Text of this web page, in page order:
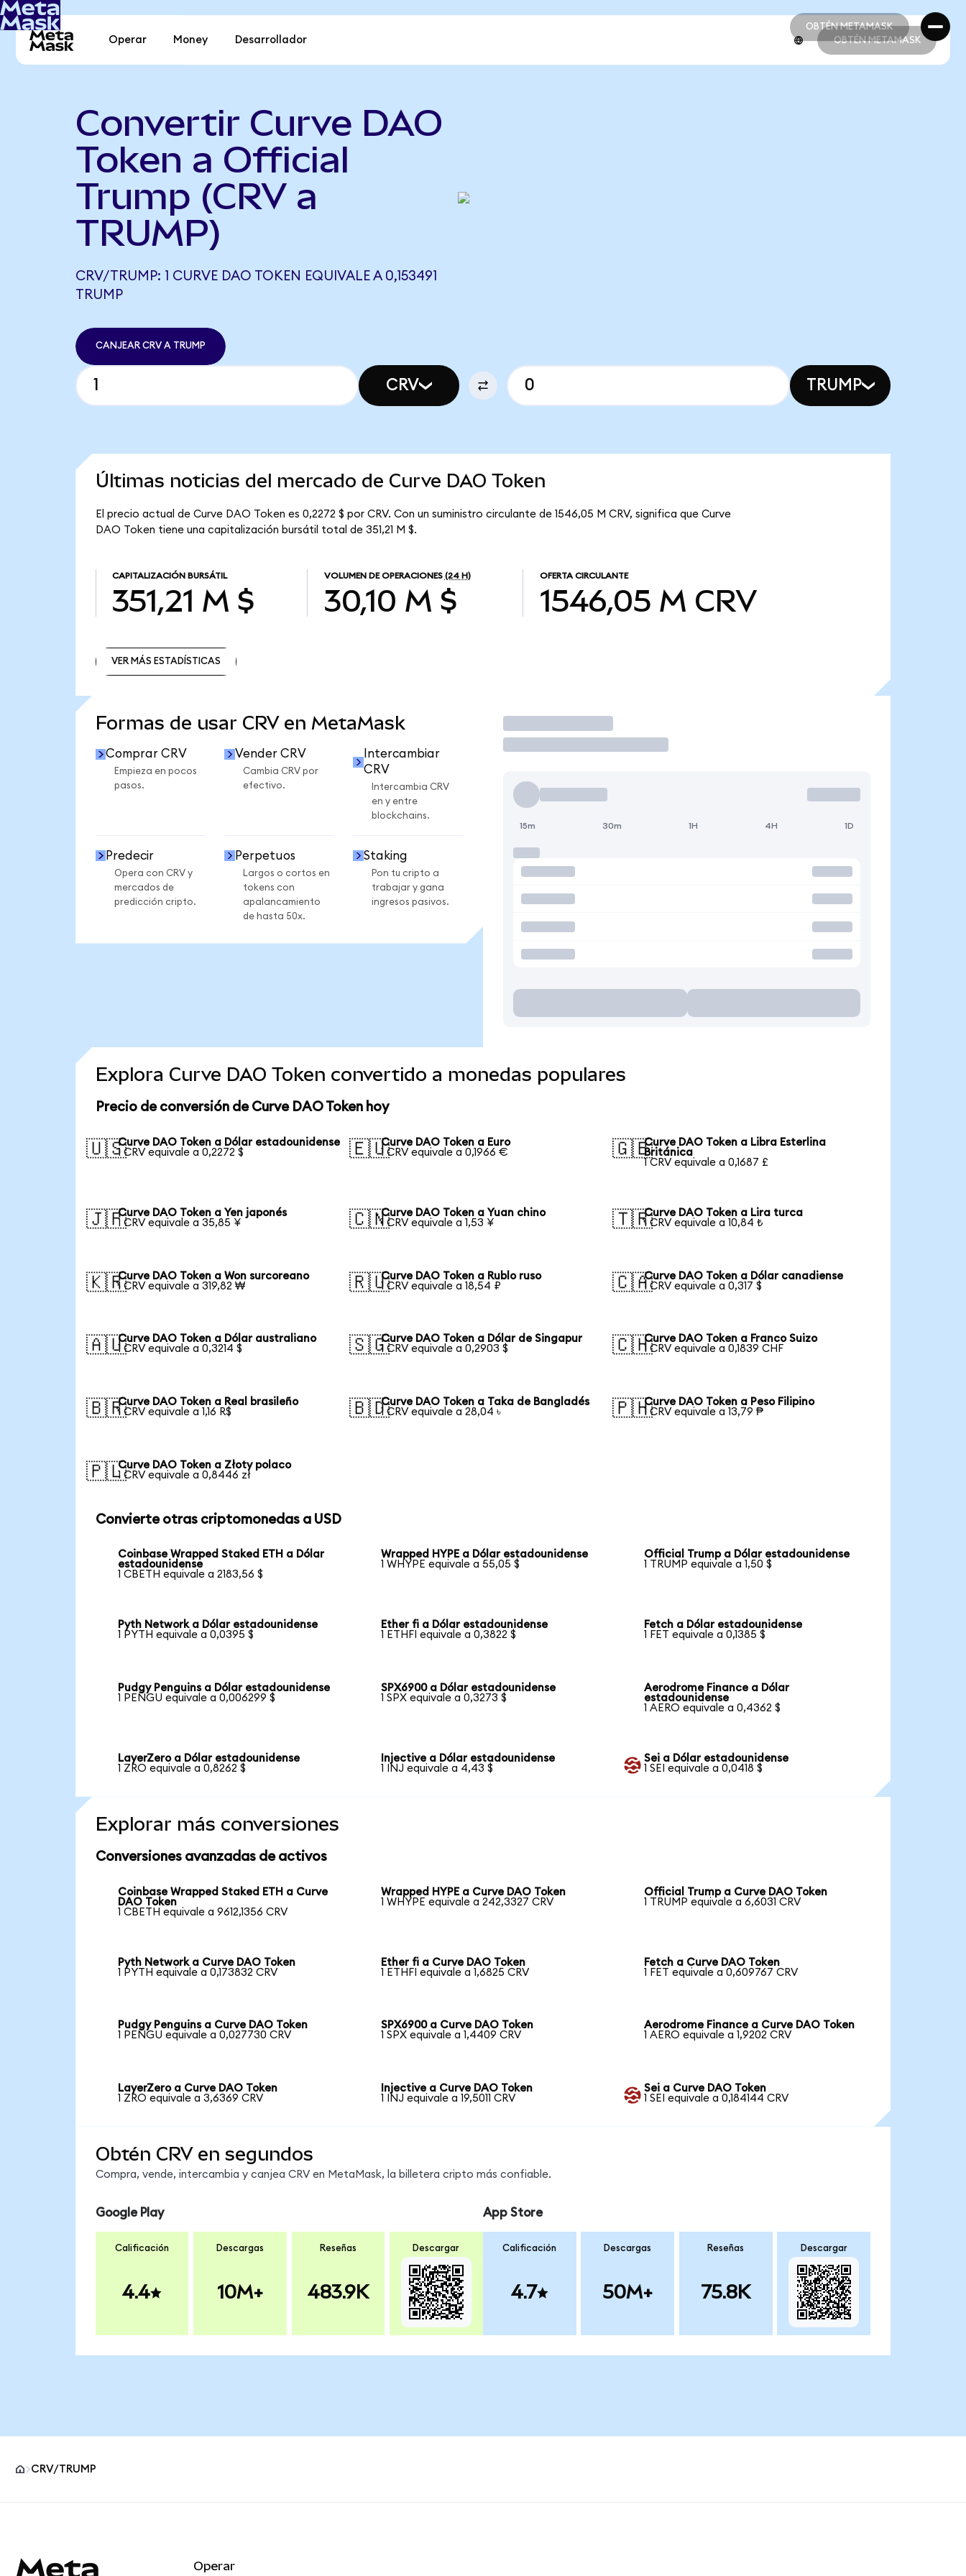
OBTÉN METAMASK
OBTÉN METAMASK
Operar Money Desarrollador OBTÉN METAMASK
Convertir Curve DAO
Token a Official
Trump (CRV a
TRUMP)
CRV/TRUMP: 1 CURVE DAO TOKEN EQUIVALE A 0,153491
TRUMP
CANJEAR CRV A TRUMP
CRV TRUMP
Últimas noticias del mercado de Curve DAO Token
El precio actual de Curve DAO Token es 0,2272 $ por CRV. Con un suministro circulante de 1546,05 M CRV, significa que Curve
DAO Token tiene una capitalización bursátil total de 351,21 M $.
CAPITALIZACIÓN BURSÁTIL
351,21 M $
VOLUMEN DE OPERACIONES (24 H)
30,10 M $
OFERTA CIRCULANTE
1546,05 M CRV
VER MÁS ESTADÍSTICAS
Formas de usar CRV en MetaMask
Comprar CRV
Empieza en pocos
pasos.
Vender CRV
Cambia CRV por
efectivo.
Intercambiar
CRV
Intercambia CRV
en y entre
blockchains.
Predecir
Opera con CRV y
mercados de
predicción cripto.
Perpetuos
Largos o cortos en
tokens con
apalancamiento
de hasta 50x.
Staking
Pon tu cripto a
trabajar y gana
ingresos pasivos.
Operar
15m 30m 1H 4H 1D
Explora Curve DAO Token convertido a monedas populares
Precio de conversión de Curve DAO Token hoy
🇺🇸Curve DAO Token a Dólar estadounidense
1 CRV equivale a 0,2272 $
🇪🇺Curve DAO Token a Euro
1 CRV equivale a 0,1966 €
🇬🇧Curve DAO Token a Libra Esterlina
Británica
1 CRV equivale a 0,1687 £
🇯🇵Curve DAO Token a Yen japonés
1 CRV equivale a 35,85 ¥
🇨🇳Curve DAO Token a Yuan chino
1 CRV equivale a 1,53 ¥
🇹🇷Curve DAO Token a Lira turca
1 CRV equivale a 10,84 ₺
🇰🇷Curve DAO Token a Won surcoreano
1 CRV equivale a 319,82 ₩
🇷🇺Curve DAO Token a Rublo ruso
1 CRV equivale a 18,54 ₽
🇨🇦Curve DAO Token a Dólar canadiense
1 CRV equivale a 0,317 $
🇦🇺Curve DAO Token a Dólar australiano
1 CRV equivale a 0,3214 $
🇸🇬Curve DAO Token a Dólar de Singapur
1 CRV equivale a 0,2903 $
🇨🇭Curve DAO Token a Franco Suizo
1 CRV equivale a 0,1839 CHF
🇧🇷Curve DAO Token a Real brasileño
1 CRV equivale a 1,16 R$
🇧🇩Curve DAO Token a Taka de Bangladés
1 CRV equivale a 28,04 ৳
🇵🇭Curve DAO Token a Peso Filipino
1 CRV equivale a 13,79 ₱
🇵🇱Curve DAO Token a Złoty polaco
1 CRV equivale a 0,8446 zł
Convierte otras criptomonedas a USD
Coinbase Wrapped Staked ETH a Dólar
estadounidense
1 CBETH equivale a 2183,56 $
Wrapped HYPE a Dólar estadounidense
1 WHYPE equivale a 55,05 $
Official Trump a Dólar estadounidense
1 TRUMP equivale a 1,50 $
Pyth Network a Dólar estadounidense
1 PYTH equivale a 0,0395 $
Ether fi a Dólar estadounidense
1 ETHFI equivale a 0,3822 $
Fetch a Dólar estadounidense
1 FET equivale a 0,1385 $
Pudgy Penguins a Dólar estadounidense
1 PENGU equivale a 0,006299 $
SPX6900 a Dólar estadounidense
1 SPX equivale a 0,3273 $
Aerodrome Finance a Dólar
estadounidense
1 AERO equivale a 0,4362 $
LayerZero a Dólar estadounidense
1 ZRO equivale a 0,8262 $
Injective a Dólar estadounidense
1 INJ equivale a 4,43 $
Sei a Dólar estadounidense
1 SEI equivale a 0,0418 $
Explorar más conversiones
Conversiones avanzadas de activos
Coinbase Wrapped Staked ETH a Curve
DAO Token
1 CBETH equivale a 9612,1356 CRV
Wrapped HYPE a Curve DAO Token
1 WHYPE equivale a 242,3327 CRV
Official Trump a Curve DAO Token
1 TRUMP equivale a 6,6031 CRV
Pyth Network a Curve DAO Token
1 PYTH equivale a 0,173832 CRV
Ether fi a Curve DAO Token
1 ETHFI equivale a 1,6825 CRV
Fetch a Curve DAO Token
1 FET equivale a 0,609767 CRV
Pudgy Penguins a Curve DAO Token
1 PENGU equivale a 0,027730 CRV
SPX6900 a Curve DAO Token
1 SPX equivale a 1,4409 CRV
Aerodrome Finance a Curve DAO Token
1 AERO equivale a 1,9202 CRV
LayerZero a Curve DAO Token
1 ZRO equivale a 3,6369 CRV
Injective a Curve DAO Token
1 INJ equivale a 19,5011 CRV
Sei a Curve DAO Token
1 SEI equivale a 0,184144 CRV
Obtén CRV en segundos
Compra, vende, intercambia y canjea CRV en MetaMask, la billetera cripto más confiable.
Google Play
Calificación
4.4
Descargas
10M+
Reseñas
483.9K
Descargar
App Store
Calificación
4.7
Descargas
50M+
Reseñas
75.8K
Descargar
CRV/TRUMP
Operar